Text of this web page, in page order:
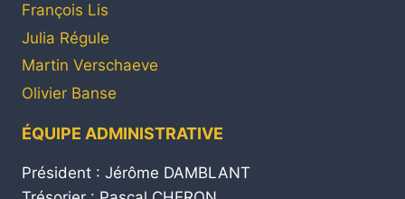
François Lis
Julia Régule
Martin Verschaeve
Olivier Banse
ÉQUIPE ADMINISTRATIVE
Président : Jérôme DAMBLANT